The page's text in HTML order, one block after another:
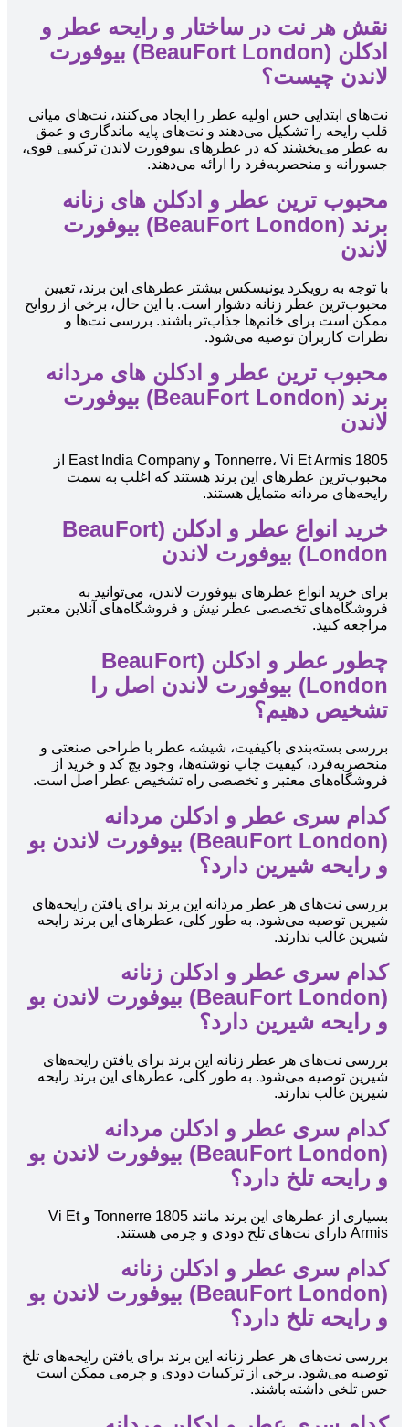
نقش هر نت در ساختار و رایحه عطر و
ادکلن (BeauFort London) بیوفورت
لاندن چیست؟
نت‌های ابتدایی حس اولیه عطر را ایجاد می‌کنند، نت‌های میانی
قلب رایحه را تشکیل می‌دهند و نت‌های پایه ماندگاری و عمق
به عطر می‌بخشند که در عطرهای بیوفورت لاندن ترکیبی قوی،
جسورانه و منحصربه‌فرد را ارائه می‌دهند.
محبوب ‌ترین عطر و ادکلن های زنانه
برند (BeauFort London) بیوفورت
لاندن
با توجه به رویکرد یونیسکس بیشتر عطرهای این برند، تعیین
محبوب‌ترین عطر زنانه دشوار است. با این حال، برخی از روایح
ممکن است برای خانم‌ها جذاب‌تر باشند. بررسی نت‌ها و
نظرات کاربران توصیه می‌شود.
محبوب ‌ترین عطر و ادکلن های مردانه
برند (BeauFort London) بیوفورت
لاندن
1805 Tonnerre، Vi Et Armis و East India Company از
محبوب‌ترین عطرهای این برند هستند که اغلب به سمت
رایحه‌های مردانه متمایل هستند.
خرید انواع عطر و ادکلن (BeauFort
London) بیوفورت لاندن
برای خرید انواع عطرهای بیوفورت لاندن، می‌توانید به
فروشگاه‌های تخصصی عطر نیش و فروشگاه‌های آنلاین معتبر
مراجعه کنید.
چطور عطر و ادکلن (BeauFort
London) بیوفورت لاندن اصل را
تشخیص دهیم؟
بررسی بسته‌بندی باکیفیت، شیشه عطر با طراحی صنعتی و
منحصربه‌فرد، کیفیت چاپ نوشته‌ها، وجود بچ کد و خرید از
فروشگاه‌های معتبر و تخصصی راه تشخیص عطر اصل است.
کدام سری عطر و ادکلن مردانه
(BeauFort London) بیوفورت لاندن بو
و رایحه شیرین دارد؟
بررسی نت‌های هر عطر مردانه این برند برای یافتن رایحه‌های
شیرین توصیه می‌شود. به طور کلی، عطرهای این برند رایحه
شیرین غالب ندارند.
کدام سری عطر و ادکلن زنانه
(BeauFort London) بیوفورت لاندن بو
و رایحه شیرین دارد؟
بررسی نت‌های هر عطر زنانه این برند برای یافتن رایحه‌های
شیرین توصیه می‌شود. به طور کلی، عطرهای این برند رایحه
شیرین غالب ندارند.
کدام سری عطر و ادکلن مردانه
(BeauFort London) بیوفورت لاندن بو
و رایحه تلخ دارد؟
بسیاری از عطرهای این برند مانند 1805 Tonnerre و Vi Et
Armis دارای نت‌های تلخ دودی و چرمی هستند.
کدام سری عطر و ادکلن زنانه
(BeauFort London) بیوفورت لاندن بو
و رایحه تلخ دارد؟
بررسی نت‌های هر عطر زنانه این برند برای یافتن رایحه‌های تلخ
توصیه می‌شود. برخی از ترکیبات دودی و چرمی ممکن است
حس تلخی داشته باشند.